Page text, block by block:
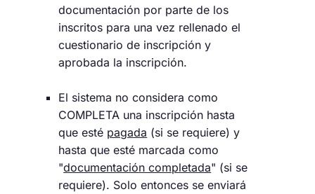
documentación por parte de los
inscritos para una vez rellenado el
cuestionario de inscripción y
aprobada la inscripción.
El sistema no considera como
COMPLETA una inscripción hasta
que esté pagada (si se requiere) y
hasta que esté marcada como
"documentación completada" (si se
requiere). Solo entonces se enviará